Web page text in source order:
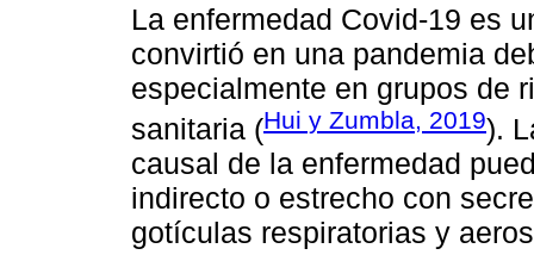
La enfermedad Covid-19 es
convirtió en una pandemia
especialmente en grupos de
sanitaria (Hui y Zumbla, 2019).
causal de la enfermedad
indirecto o estrecho con
gotículas respiratorias y